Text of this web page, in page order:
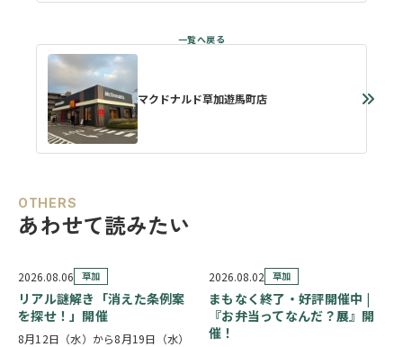
マクドナルド草加遊馬町店
OTHERS
あわせて読みたい
2026.08.06 草加
リアル謎解き「消えた条例案
を探せ！」開催
8月12日（水）から8月19日（水）
2026.08.02 草加
まもなく終了・好評開催中 |
『お弁当ってなんだ？展』開
催！